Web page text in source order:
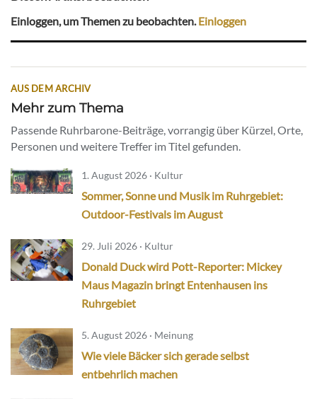
Einloggen, um Themen zu beobachten.Einloggen
AUS DEM ARCHIV
Mehr zum Thema
Passende Ruhrbarone-Beiträge, vorrangig über Kürzel, Orte,
Personen und weitere Treffer im Titel gefunden.
1. August 2026 · Kultur
Sommer, Sonne und Musik im Ruhrgebiet:
Outdoor-Festivals im August
29. Juli 2026 · Kultur
Donald Duck wird Pott-Reporter: Mickey
Maus Magazin bringt Entenhausen ins
Ruhrgebiet
5. August 2026 · Meinung
Wie viele Bäcker sich gerade selbst
entbehrlich machen